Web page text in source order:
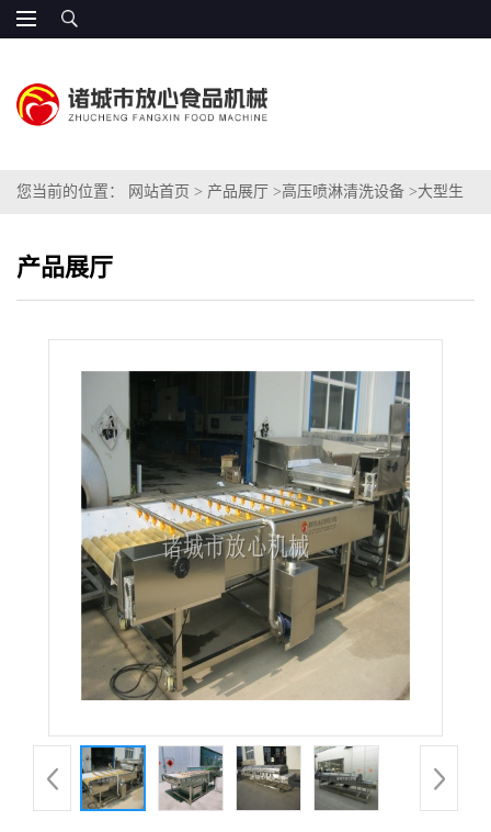
您当前的位置： 网站首页 > 产品展厅 >高压喷淋清洗设备 >大型生
产品展厅